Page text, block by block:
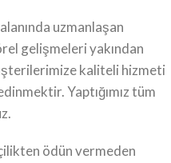
uzmanlaşan
gelişmeleri yakından
kaliteli hizmeti
Yaptığımız tüm
ödün vermeden